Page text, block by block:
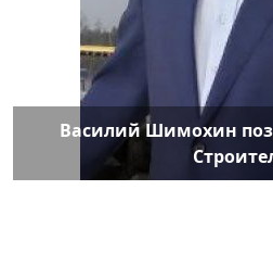
Василий Шимохин